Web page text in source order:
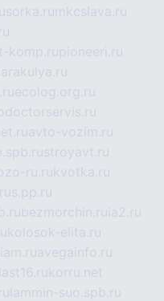
mkcslava.ru
komp.rupioneeri.ru
ecolog.org.ru
avto-vozim.ru
stroyavt.ru
ru.rukvotka.ru
bezmorchin.ru ia2.ru
kolosok-elita.ru
avegainfo.ru
korru.net
lammin-suo.spb.ru